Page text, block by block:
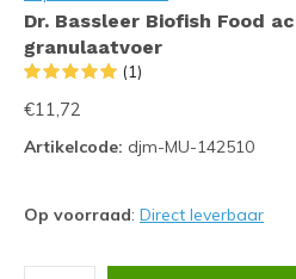
Dr. Bassleer Biofish Food
granulaatvoer
(1)
€11,72
Artikelcode: djm-MU-142510
Op voorraad: Direct leverbaar